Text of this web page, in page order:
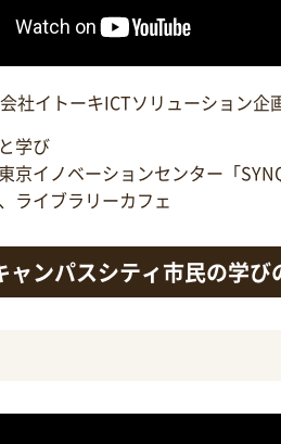
社イトーキICTソリューション企
学び
京イノベーションセンター「
ライブラリーカフェ
ャンパスシティ市民の学び